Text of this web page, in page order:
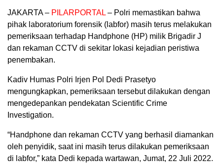
JAKARTA – PILARPORTAL – Polri memastikan bahwa
pihak laboratorium forensik (labfor) masih terus melakukan
pemeriksaan terhadap Handphone (HP) milik Brigadir J
dan rekaman CCTV di sekitar lokasi kejadian peristiwa
penembakan.
Kadiv Humas Polri Irjen Pol Dedi Prasetyo
mengungkapkan, pemeriksaan tersebut dilakukan dengan
mengedepankan pendekatan Scientific Crime
Investigation.
“Handphone dan rekaman CCTV yang berhasil diamankan
oleh penyidik, saat ini masih terus dilakukan pemeriksaan
di labfor,” kata Dedi kepada wartawan, Jumat, 22 Juli 2022.